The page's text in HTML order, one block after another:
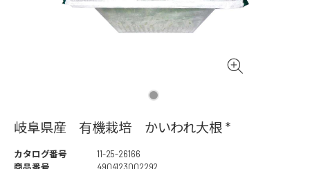
岐阜県産 有機栽培 かいわれ大根 *
カタログ番号
11-25-26166